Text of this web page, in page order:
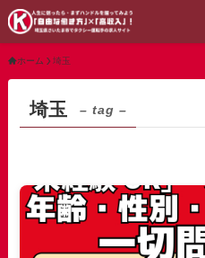
ホーム 埼玉
埼玉 – tag –